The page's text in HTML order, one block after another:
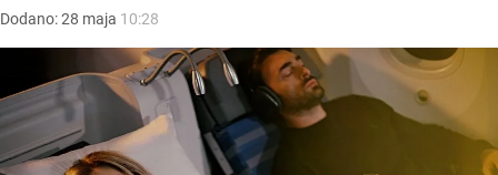
Dodano:28 maja 10:28